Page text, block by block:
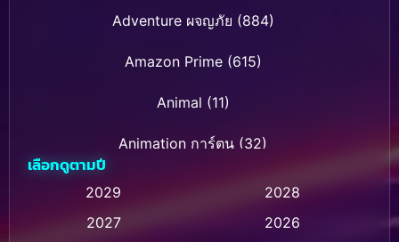
Adventure ผจญภัย (884)
Amazon Prime(615)
Animal (11)
Animation การ์ตูน (32)
Animation การ์ตูน (28)
Animation การ์ตูน (237)
เลือกดูตามปี
2029
2028
2027
2026